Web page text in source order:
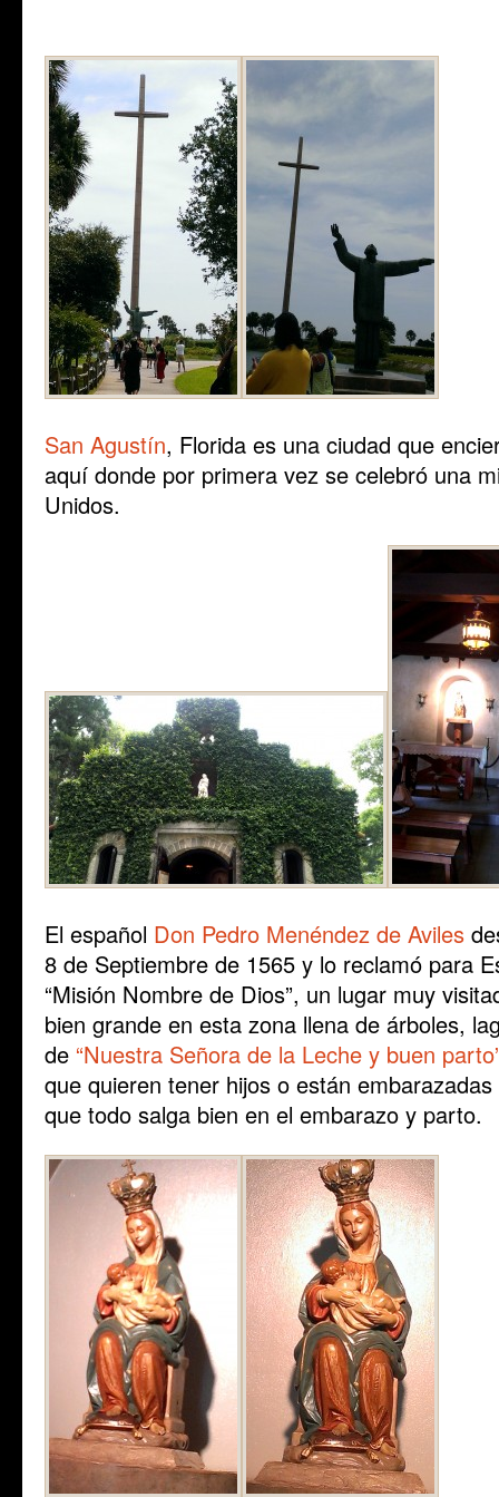
San Agustín, Florida es una ciudad que
aquí donde por primera vez se celebró una
Unidos.
El español Don Pedro Menéndez de Aviles
8 de Septiembre de 1565 y lo reclamó para
“Misión Nombre de Dios”, un lugar muy
bien grande en esta zona llena de árboles,
de “Nuestra Señora de la Leche y buen
que quieren tener hijos o están
que todo salga bien en el embarazo y parto.